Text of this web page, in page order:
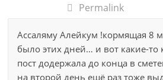
Permalink
Ассаляму Алейкум !кормящая 8
было этих дней… и вот какие-то
пост додержала до конца в
на второй день ещё раз тоже